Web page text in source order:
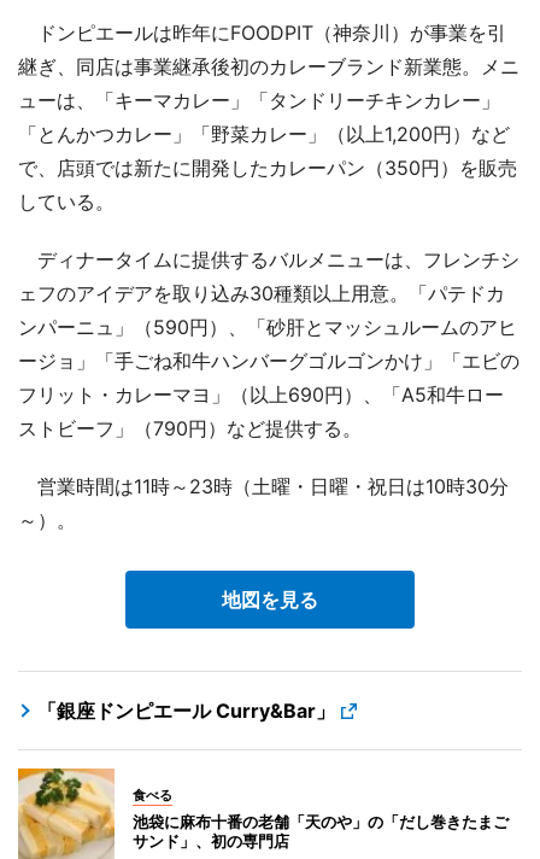
ドンピエールは昨年にFOODPIT（神奈川）が事業を引
継ぎ、同店は事業継承後初のカレーブランド新業態。メニ
ューは、「キーマカレー」「タンドリーチキンカレー」
「とんかつカレー」「野菜カレー」（以上1,200円）など
で、店頭では新たに開発したカレーパン（350円）を販売
している。
ディナータイムに提供するバルメニューは、フレンチシ
ェフのアイデアを取り込み30種類以上用意。「パテドカ
ンパーニュ」（590円）、「砂肝とマッシュルームのアヒ
ージョ」「手ごね和牛ハンバーグゴルゴンかけ」「エビの
フリット・カレーマヨ」（以上690円）、「A5和牛ロー
ストビーフ」（790円）など提供する。
営業時間は11時～23時（土曜・日曜・祝日は10時30分
～）。
地図を見る
「銀座ドンピエール Curry&Bar」
食べる
池袋に麻布十番の老舗「天のや」の「だし巻きたまご
サンド」、初の専門店